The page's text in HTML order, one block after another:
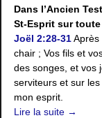
Dans l’Ancien
St-Esprit sur toute
Joël 2:28-31Après
chair ; Vos fils et
des songes, et vos
serviteurs et sur
mon esprit.
Lire la suite →